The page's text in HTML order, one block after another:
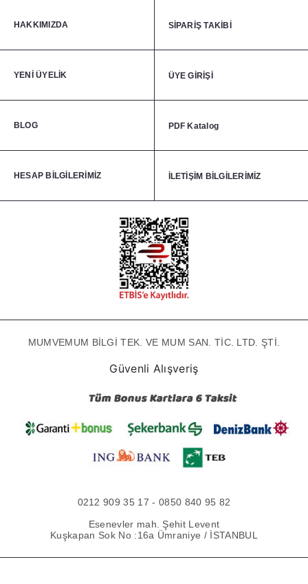
HAKKIMIZDA SİPARİŞ TAKİBİ
YENİ ÜYELİK ÜYE GİRİŞİ
BLOG PDF Katalog
HESAP BİLGİLERİMİZ İLETİŞİM BİLGİLERİMİZ
MUMVEMUM BİLGİ TEK. VE MUM SAN. TİC. LTD. ŞTİ.
Güvenli Alışveriş
0212 909 35 17 - 0850 840 95 82
Esenevler mah. Şehit Levent
Kuşkapan Sok No :16a Ümraniye / İSTANBUL